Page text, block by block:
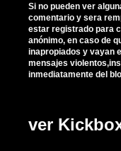
Si no pueden ver
comentario y sera
estar registrado para
anónimo, en caso de
inapropiados y vayan
mensajes
inmediatamente del
ver